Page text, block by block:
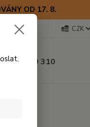
OD 17. 8.
CZK
723 770 310